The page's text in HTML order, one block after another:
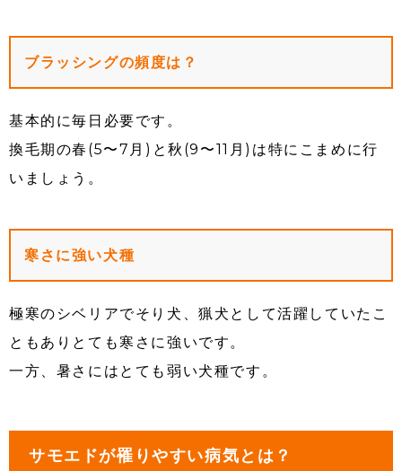
ブラッシングの頻度は？
基本的に毎日必要です。
換毛期の春(5〜7月)と秋(9〜11月)は特にこまめに行
いましょう。
寒さに強い犬種
極寒のシベリアでそり犬、猟犬として活躍していたこ
ともありとても寒さに強いです。
一方、暑さにはとても弱い犬種です。
サモエドが罹りやすい病気とは？